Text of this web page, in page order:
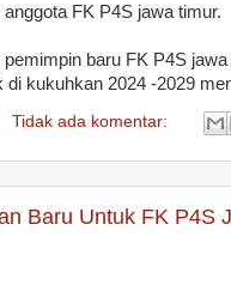
FK P4S jawa timur.
pemimpin baru FK P4S
kukuhkan 2024 -2029
Tidak ada komentar:
Baru Untuk FK P4S